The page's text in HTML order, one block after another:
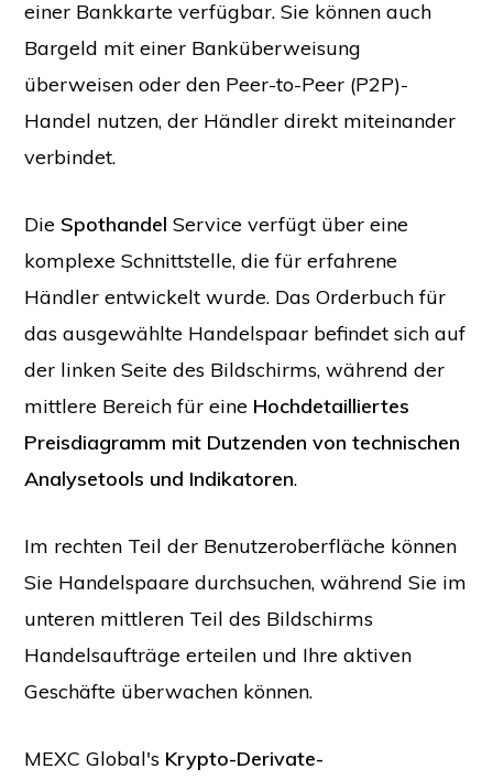
einer Bankkarte verfügbar. Sie können auch
Bargeld mit einer Banküberweisung
überweisen oder den Peer-to-Peer (P2P)-
Handel nutzen, der Händler direkt miteinander
verbindet.
Die Spothandel Service verfügt über eine
komplexe Schnittstelle, die für erfahrene
Händler entwickelt wurde. Das Orderbuch für
das ausgewählte Handelspaar befindet sich auf
der linken Seite des Bildschirms, während der
mittlere Bereich für eine Hochdetailliertes
Preisdiagramm mit Dutzenden von technischen
Analysetools und Indikatoren.
Im rechten Teil der Benutzeroberfläche können
Sie Handelspaare durchsuchen, während Sie im
unteren mittleren Teil des Bildschirms
Handelsaufträge erteilen und Ihre aktiven
Geschäfte überwachen können.
MEXC Global's Krypto-Derivate-